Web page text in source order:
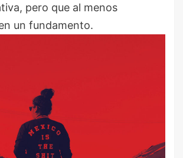
pero que al menos
un fundamento.